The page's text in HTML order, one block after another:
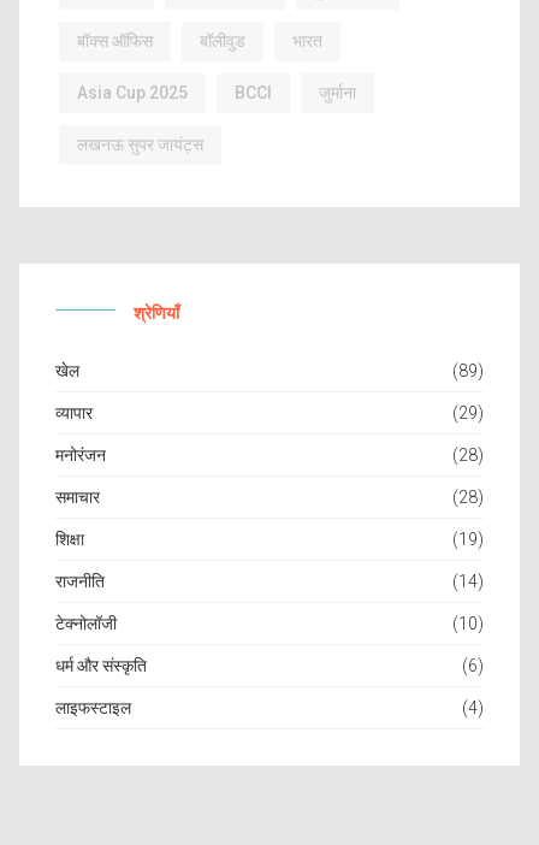
बॉक्स ऑफिस बॉलीवुड भारत
Asia Cup 2025 BCCI जुर्माना
लखनऊ सुपर जायंट्स
श्रेणियाँ
खेल (89)
व्यापार (29)
मनोरंजन (28)
समाचार (28)
शिक्षा (19)
राजनीति (14)
टेक्नोलॉजी (10)
धर्म और संस्कृति (6)
लाइफस्टाइल (4)